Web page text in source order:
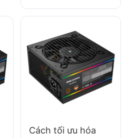
tính được thiết kế
Cách tối ưu hóa